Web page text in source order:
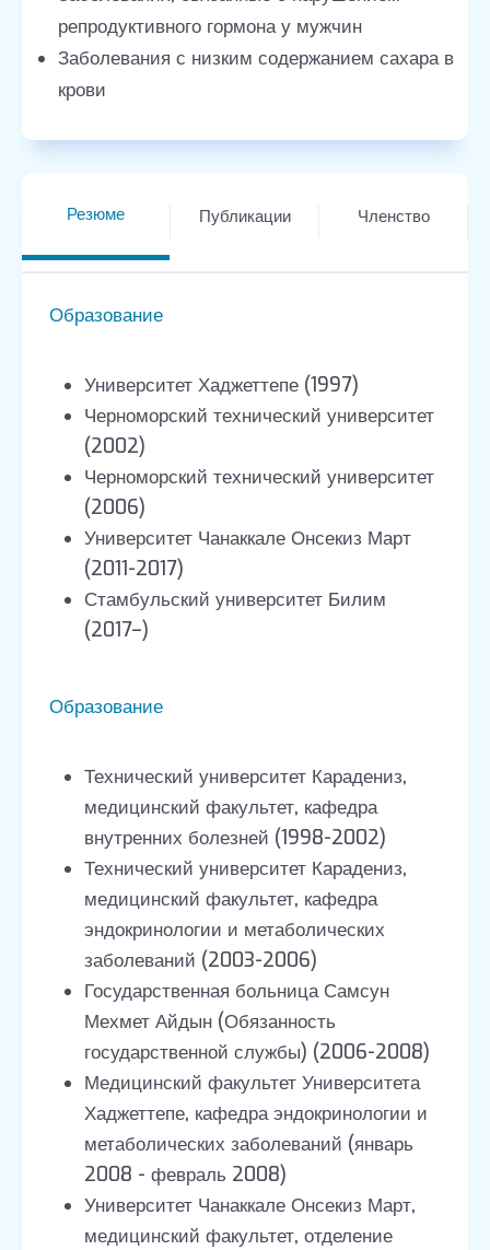
репродуктивного гормона у мужчин
Заболевания с низким содержанием сахара в
крови
Резюме Публикации Членство
Образование
Университет Хаджеттепе (1997)
Черноморский технический университет
(2002)
Черноморский технический университет
(2006)
Университет Чанаккале Онсекиз Март
(2011-2017)
Стамбульский университет Билим
(2017–)
Образование
Технический университет Карадениз,
медицинский факультет, кафедра
внутренних болезней (1998-2002)
Технический университет Карадениз,
медицинский факультет, кафедра
эндокринологии и метаболических
заболеваний (2003-2006)
Государственная больница Самсун
Мехмет Айдын (Обязанность
государственной службы) (2006-2008)
Медицинский факультет Университета
Хаджеттепе, кафедра эндокринологии и
метаболических заболеваний (январь
2008 - февраль 2008)
Университет Чанаккале Онсекиз Март,
медицинский факультет, отделение